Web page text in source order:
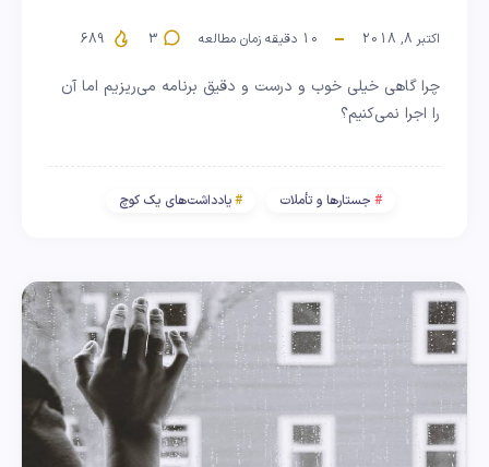
اکتبر 8, 2018 10 دقیقه زمان مطالعه 3
چرا گاهی خیلی خوب و درست و دقیق برنامه می‌ریزیم اما آن
را اجرا نمی‌کنیم؟
جستارها و تأملات یادداشت‌های یک کوچ